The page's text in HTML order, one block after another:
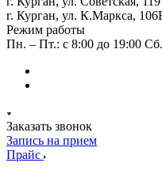
г. Курган, ул. К.Маркса,
Режим работы
Пн. – Пт.: с 8:00 до 19:00
Заказать звонок
Запись на прием
Прайс